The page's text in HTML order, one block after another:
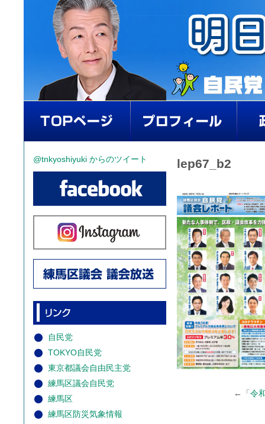
lep67_b2
←「 令
@tnkyoshiyuki からのツイート
自民党
TOKYO自民党
東京都議会自由民主党
練馬区議会自民党
練馬区
練馬区防災気象情報